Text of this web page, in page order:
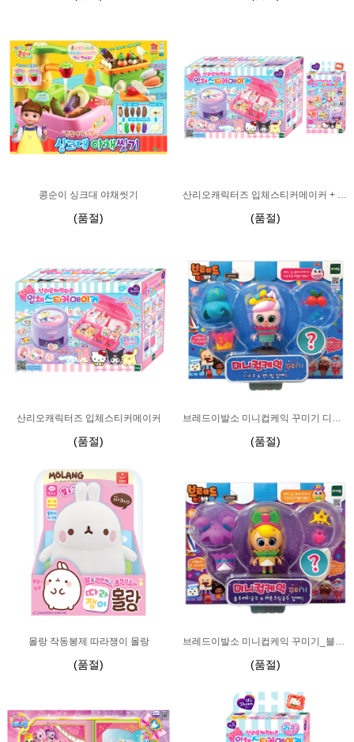
콩순이 싱크대 야채씻기
(품절)
산리오캐릭터즈 입체스티커메이커 + 리필 패키지
(품절)
산리오캐릭터즈 입체스티커메이커
(품절)
브레드이발소 미니컵케익 꾸미기 디스코 & 캔디팝
(품절)
몰랑 작동봉제 따라쟁이 몰랑
(품절)
브레드이발소 미니컵케익 꾸미기_블루베리 & 레몬공주
(품절)